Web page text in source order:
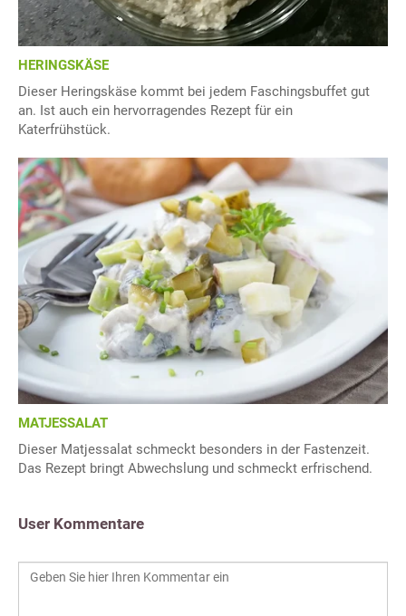
HERINGSKÄSE
Dieser Heringskäse kommt bei jedem Faschingsbuffet gut
an. Ist auch ein hervorragendes Rezept für ein
Katerfrühstück.
MATJESSALAT
Dieser Matjessalat schmeckt besonders in der Fastenzeit.
Das Rezept bringt Abwechslung und schmeckt erfrischend.
User Kommentare